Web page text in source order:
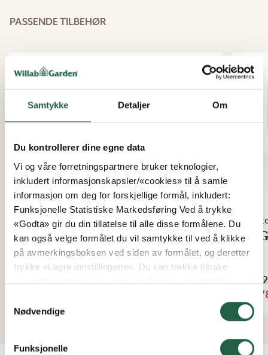
Samtykke Detaljer Om
Du kontrollerer dine egne data
Vi og våre forretningspartnere bruker teknologier,
inkludert informasjonskapsler/«cookies» til å samle
informasjon om deg for forskjellige formål, inkludert:
Funksjonelle Statistiske Markedsføring Ved å trykke
«Godta» gir du din tillatelse til alle disse formålene. Du
kan også velge formålet du vil samtykke til ved å klikke
på avmerkingsboksen ved siden av formålet, og deretter
trykke «Lagre innstillingene». Du kan trekke tilbake
samtykket ditt til enhver tid ved å trykke på det lille ikonet
om hvordan vi bruker informasjonskapsler og annen
Nødvendige
Funksjonelle
PASSENDE TILBEHØR
15%
Vinterhage Pluss
WG 95 Foldevinduparti 4-delt
Fra
kr 68 394
kr
kr